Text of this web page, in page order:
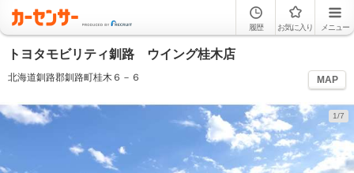
履歴 お気に入り メニュー
トヨタモビリティ釧路 ウイング桂木店
北海道釧路郡釧路町桂木６－６ MAP
1/7